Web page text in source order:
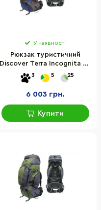
У наявності
Рюкзак туристичний
Discover Terra Incognita ti-
396, 70 л
3 5 25
6 003 грн.
Купити